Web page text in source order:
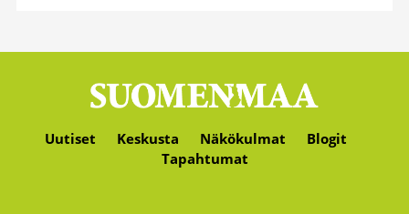
Uutiset Keskusta Näkökulmat
Blogit
Tapahtumat